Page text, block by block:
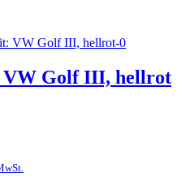
Golf III, hellrot